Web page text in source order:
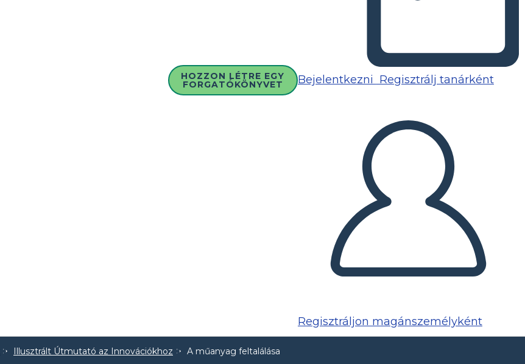
HOZZON LÉTRE EGY
FORGATÓKÖNYVET Bejelentkezni Regisztrálj tanárként
Regisztráljon magánszemélyként
Illusztrált Útmutató az Innovációkhoz A műanyag feltalálása